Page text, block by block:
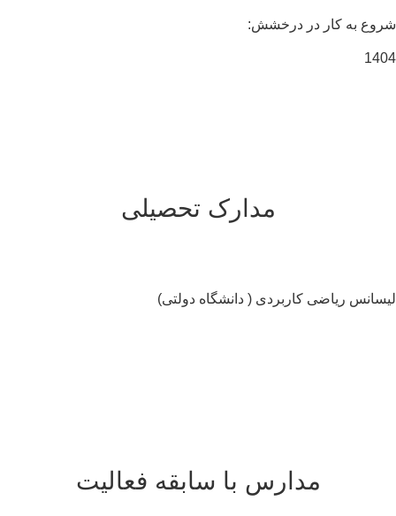
به کار در درخشش:
مدارک تحصیلی
ریاضی کاربردی ( دانشگاه دولتی)
مدارس با سابقه فعالیت